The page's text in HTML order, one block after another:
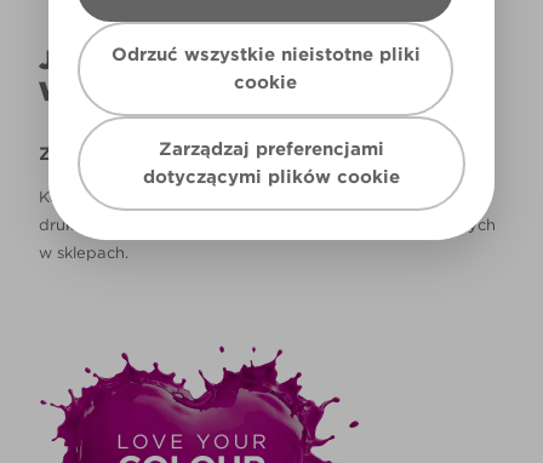
Odrzuć wszystkie nieistotne pliki
cookie
Zarządzaj preferencjami
dotyczącymi plików cookie
JAK NAPRAWDĘ KOLOR BĘDZIE
WYGLĄDAŁ W TWOIM DOMU?
Zastrzeżenie
Kolory, które są widoczne na monitorze i/lub kolory
drukowane, mogą się różnić od rzeczywistych, dostępnych
w sklepach.